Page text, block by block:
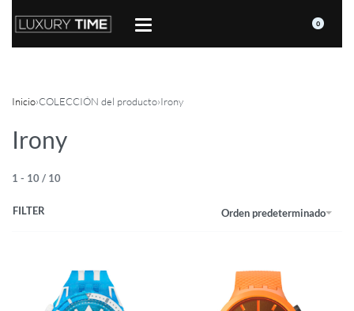
0
Inicio›COLECCIÓN del producto›Irony
Irony
1 - 10/ 10
Orden predeterminado
FILTER